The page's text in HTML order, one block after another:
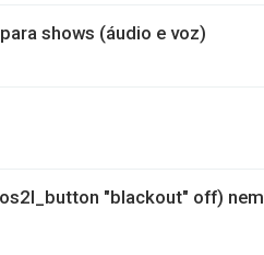
shows (áudio e voz)
"blackout" off) nem